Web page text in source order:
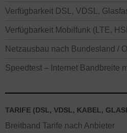
Verfügbarkeit DSL, VDSL,
Verfügbarkeit Mobilfunk (LTE,
Netzausbau nach Bundesland /
Speedtest – Internet Bandbreite
TARIFE (DSL, VDSL, KABEL,
Breitband Tarife nach Anbieter